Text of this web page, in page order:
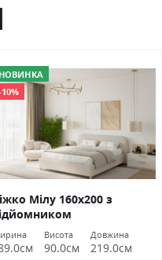
НОВИНКА
Мілу 160х200 з
Висота
90.0см
Довжина
219.0см